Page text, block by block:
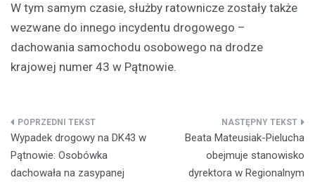
W tym samym czasie, służby ratownicze zostały także
wezwane do innego incydentu drogowego –
dachowania samochodu osobowego na drodze
krajowej numer 43 w Pątnowie.
Nawigacja
wpisu
Wypadek drogowy na DK43 w
Pątnowie: Osobówka
dachowała na zasypanej
Beata Mateusiak-Pielucha
obejmuje stanowisko
dyrektora w Regionalnym